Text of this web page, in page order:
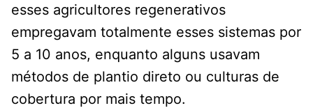
esses agricultores regenerativos
empregavam totalmente esses sistemas por
5 a 10 anos, enquanto alguns usavam
métodos de plantio direto ou culturas de
cobertura por mais tempo.